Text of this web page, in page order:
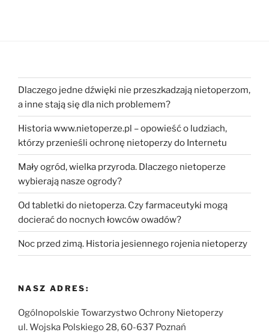
Dlaczego jedne dźwięki nie przeszkadzają nietoperzom,
a inne stają się dla nich problemem?
Historia www.nietoperze.pl – opowieść o ludziach,
którzy przenieśli ochronę nietoperzy do Internetu
Mały ogród, wielka przyroda. Dlaczego nietoperze
wybierają nasze ogrody?
Od tabletki do nietoperza. Czy farmaceutyki mogą
docierać do nocnych łowców owadów?
Noc przed zimą. Historia jesiennego rojenia nietoperzy
NASZ ADRES:
Ogólnopolskie Towarzystwo Ochrony Nietoperzy
ul. Wojska Polskiego 28, 60-637 Poznań